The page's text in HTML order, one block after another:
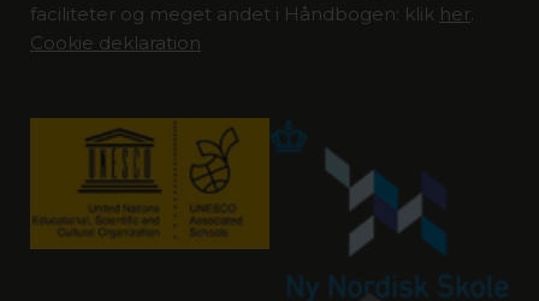
faciliteter og meget andet i Håndbogen: klik her
Cookie deklaration